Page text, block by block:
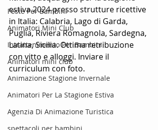
Feste Per Bambini
Animatori Mini Club
Intrattenimento Per Bambini
Animatori mini club
Animazione Stagione Invernale
Animatori Per La Stagione Estiva
Agenzia Di Animazione Turistica
estiva 2024 presso strutture ricettive
in Italia: Calabria, Lago di Garda,
Puglia, Riviera Romagnola, Sardegna,
Latina, Sicilia. Ottima retribuzione
con vitto e alloggi. Inviare il
curriculum con foto.